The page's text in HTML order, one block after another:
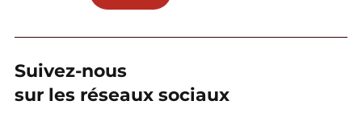
Suivez-nous
sur les réseaux sociaux